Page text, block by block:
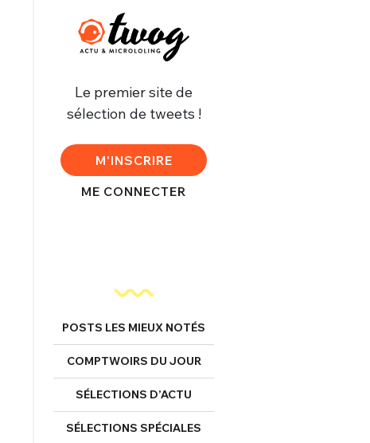
Le premier site de
sélection de tweets !
M'INSCRIRE
ME CONNECTER
POSTS LES MIEUX NOTÉS
COMPTWOIRS DU JOUR
SÉLECTIONS D’ACTU
SÉLECTIONS SPÉCIALES
Mot de passe perdu ?
CONNEXION
FERMER
Un Thread
C'EST PARTI